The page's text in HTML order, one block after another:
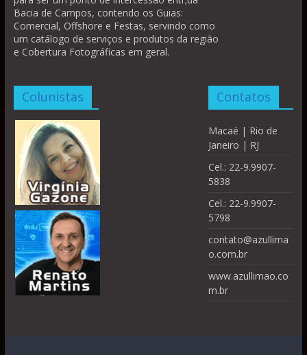
Bacia de Campos, contendo os Guias:
Comercial, Offshore e Festas, servindo como
um catálogo de serviços e produtos da região
e Cobertura Fotográficas em geral.
Colunistas Contatos
Macaé | Rio de
Janeiro | RJ
Cel.: 22-9.9907-
5838
Cel.: 22-9.9907-
5798
contato@azullima
o.com.br
www.azullimao.co
m.br